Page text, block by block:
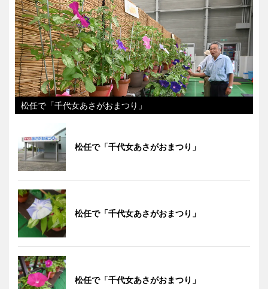
松任で「千代女あさがおまつり」
松任で「千代女あさがおまつり」
松任で「千代女あさがおまつり」
松任で「千代女あさがおまつり」